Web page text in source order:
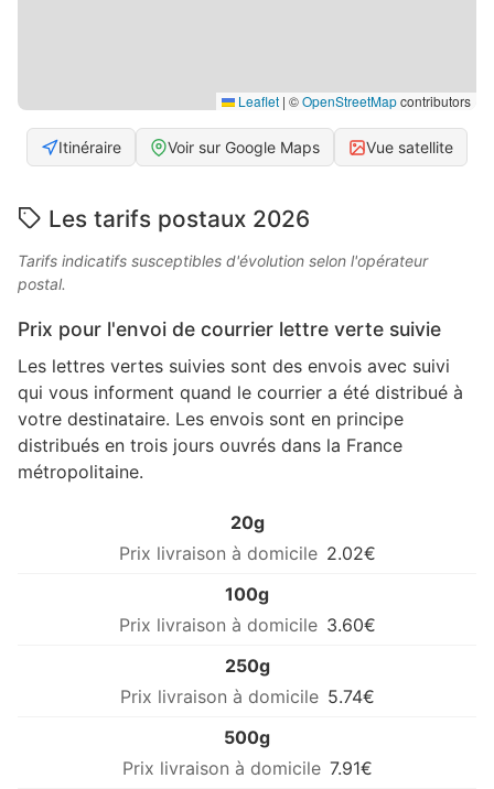
Leaflet | ©OpenStreetMapcontributors
Itinéraire Voir sur Google Maps Vue satellite
Les tarifs postaux 2026
Tarifs indicatifs susceptibles d'évolution selon l'opérateur
postal.
Prix pour l'envoi de courrier lettre verte suivie
Les lettres vertes suivies sont des envois avec suivi
qui vous informent quand le courrier a été distribué à
votre destinataire. Les envois sont en principe
distribués en trois jours ouvrés dans la France
métropolitaine.
20g
2.02€
100g
3.60€
250g
5.74€
500g
7.91€